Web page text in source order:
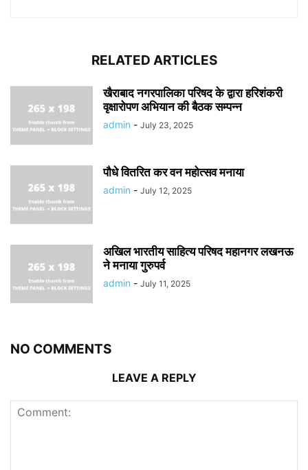
RELATED ARTICLES
खैराबाद नगरपालिका परिषद के द्वारा हरिशंकरी
वृक्षारोपण अभियान की बैठक सम्पन्न
admin - July 23, 2025
पौधे वितरित कर वन महोत्सव मनाया
admin - July 12, 2025
अखिल भारतीय साहित्य परिषद महानगर लखनऊ
ने मनाया गुरुपर्व
admin - July 11, 2025
NO COMMENTS
LEAVE A REPLY